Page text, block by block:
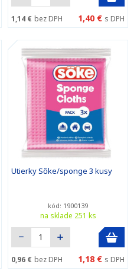
1,14 € bez DPH 1,40 € s DPH
Utierky Sőke/sponge 3 kusy
kód: 1900139
na sklade 251 ks
0,96 € bez DPH 1,18 € s DPH